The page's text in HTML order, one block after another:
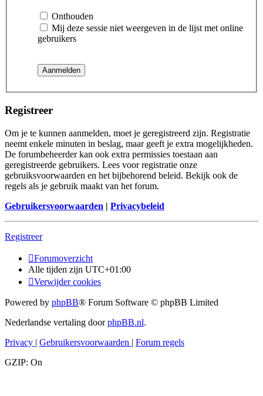
Onthouden
Mij deze sessie niet weergeven in de lijst met online
gebruikers
Registreer
Om je te kunnen aanmelden, moet je geregistreerd zijn. Registratie
neemt enkele minuten in beslag, maar geeft je extra mogelijkheden.
De forumbeheerder kan ook extra permissies toestaan aan
geregistreerde gebruikers. Lees voor registratie onze
gebruiksvoorwaarden en het bijbehorend beleid. Bekijk ook de
regels als je gebruik maakt van het forum.
Gebruikersvoorwaarden | Privacybeleid
Registreer
Forumoverzicht
Alle tijden zijn UTC+01:00
Verwijder cookies
Powered by phpBB® Forum Software © phpBB Limited
Nederlandse vertaling doorphpBB.nl.
Privacy | Gebruikersvoorwaarden | Forum regels
GZIP: On